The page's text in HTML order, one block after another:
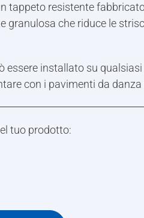
tappeto resistente
granulosa che riduce le
essere installato su
con i pavimenti da
tuo prodotto: